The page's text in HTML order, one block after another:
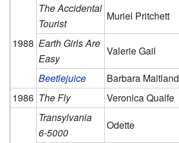
1988
The Accidental
Tourist
Muriel Pritchett
Earth Girls Are
Easy
Valerie Gail
Beetlejuice
Barbara Maitland
1986 The Fly
Veronica Quaife
Transylvania
6-5000
Odette